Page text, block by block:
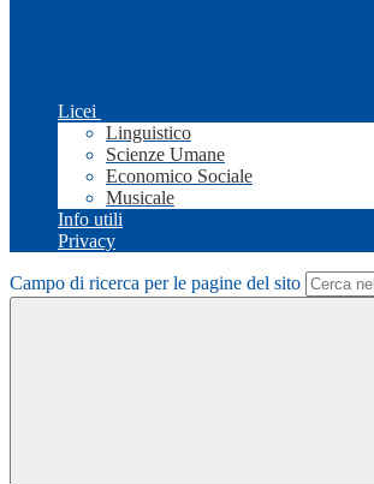
Licei
Linguistico
Scienze Umane
Economico Sociale
Musicale
Info utili
Privacy
Campo di ricerca per le pagine del sito